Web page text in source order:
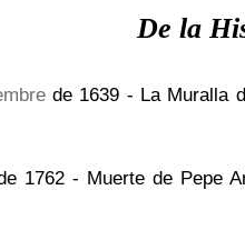
De la
de 1639 - La Muralla
1762 - Muerte de Pepe